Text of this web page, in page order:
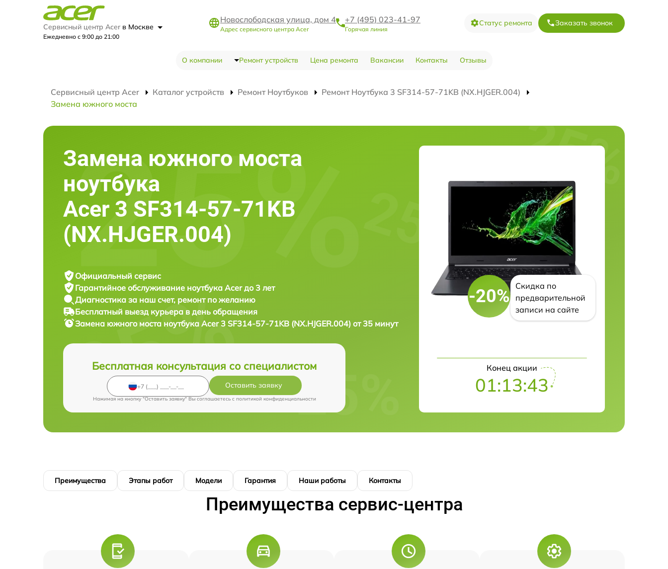
Сервисный центр Acer в Москве
Ежедневно с 9:00 до 21:00
Новослободская улица, дом 4
Адрес сервисного центра Acer
+7 (495) 023-41-97
Горячая линия
Статус ремонта Заказать звонок
О компании Ремонт устройств Цена ремонта Вакансии Контакты Отзывы
Сервисный центр Acer Каталог устройств Ремонт Ноутбуков
Ремонт Ноутбука 3 SF314-57-71KB (NX.HJGER.004)
Замена южного моста
Замена южного моста
ноутбука
Acer 3 SF314-57-71KB
(NX.HJGER.004)
Официальный сервис
Гарантийное обслуживание ноутбука Acer до 3 лет
Диагностика за наш счет, ремонт по желанию
Бесплатный выезд курьера в день обращения
Замена южного моста ноутбука Acer 3 SF314-57-71KB (NX.HJGER.004) от 35 минут
Бесплатная консультация со специалистом
Оставить заявку
Нажимая на кнопку "Оставить заявку" Вы соглашаетесь c политикой конфиденциальности
-20%
Скидка по
предварительной
записи на сайте
Конец акции
01:13:42
Преимущества Этапы работ Модели Гарантия Наши работы Контакты
Преимущества сервис-центра